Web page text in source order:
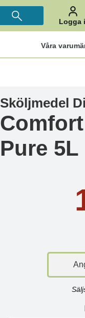
Logga
Våra
Sköljmedel
Pure 5L